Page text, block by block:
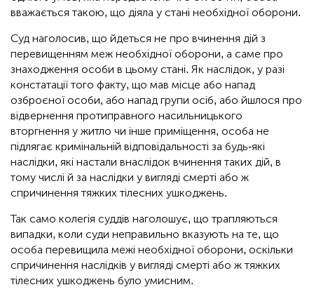
вважається такою, що діяла у стані необхідної оборони.
Суд наголосив, що йдеться не про вчинення дій з
перевищенням меж необхідної оборони, а саме про
знаходження особи в цьому стані. Як наслідок, у разі
констатації того факту, що мав місце або напад
озброєної особи, або напад групи осіб, або йшлося про
відвернення протиправного насильницького
вторгнення у житло чи інше приміщення, особа не
підлягає кримінальній відповідальності за будь-які
наслідки, які настали внаслідок вчинення таких дій, в
тому числі й за наслідки у вигляді смерті або ж
спричинення тяжких тілесних ушкоджень.
Так само колегія суддів наголошує, що трапляються
випадки, коли суди неправильно вказують на те, що
особа перевищила межі необхідної оборони, оскільки
спричинення наслідків у вигляді смерті або ж тяжких
тілесних ушкоджень було умисним.